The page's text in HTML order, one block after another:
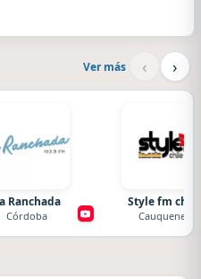
Ver más ‹ ›
Ranchada
Córdoba
Style fm chile
Cauquenes